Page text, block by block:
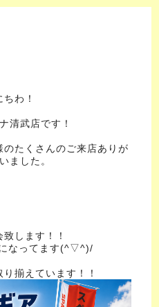
ちわ！
清武店です！
たくさんのご来店ありが
ました。
します！！
なってます(^▽^)/
揃えています！！